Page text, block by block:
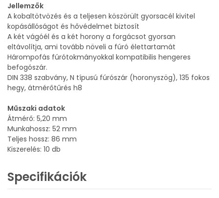
Jellemzők
A kobaltötvözés és a teljesen köszörült gyorsacél kivitel
kopásállóságot és hővédelmet biztosít
A két vágóél és a két horony a forgácsot gyorsan
eltávolítja, ami tovább növeli a fúró élettartamát
Hárompofás fúrótokmányokkal kompatibilis hengeres
befogószár.
DIN 338 szabvány, N típusú fúrószár (horonyszög), 135 fokos
hegy, átmérőtűrés h8
Műszaki adatok
Átmérő: 5,20 mm
Munkahossz: 52 mm
Teljes hossz: 86 mm
Kiszerelés: 10 db
Specifikációk